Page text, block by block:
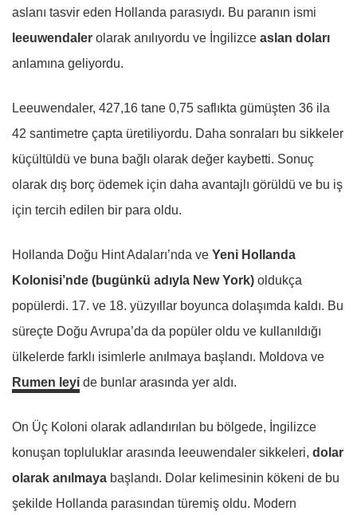
aslanı tasvir eden Hollanda parasıydı. Bu paranın ismi
leeuwendaler olarak anılıyordu ve İngilizce aslan doları
anlamına geliyordu.
Leeuwendaler, 427,16 tane 0,75 saflıkta gümüşten 36 ila
42 santimetre çapta üretiliyordu. Daha sonraları bu sikkeler
küçültüldü ve buna bağlı olarak değer kaybetti. Sonuç
olarak dış borç ödemek için daha avantajlı görüldü ve bu iş
için tercih edilen bir para oldu.
Hollanda Doğu Hint Adaları’nda ve Yeni Hollanda
Kolonisi’nde (bugünkü adıyla New York) oldukça
popülerdi. 17. ve 18. yüzyıllar boyunca dolaşımda kaldı. Bu
süreçte Doğu Avrupa’da da popüler oldu ve kullanıldığı
ülkelerde farklı isimlerle anılmaya başlandı. Moldova ve
Rumen leyi de bunlar arasında yer aldı.
On Üç Koloni olarak adlandırılan bu bölgede, İngilizce
konuşan topluluklar arasında leeuwendaler sikkeleri, dolar
olarak anılmaya başlandı. Dolar kelimesinin kökeni de bu
şekilde Hollanda parasından türemiş oldu. Modern